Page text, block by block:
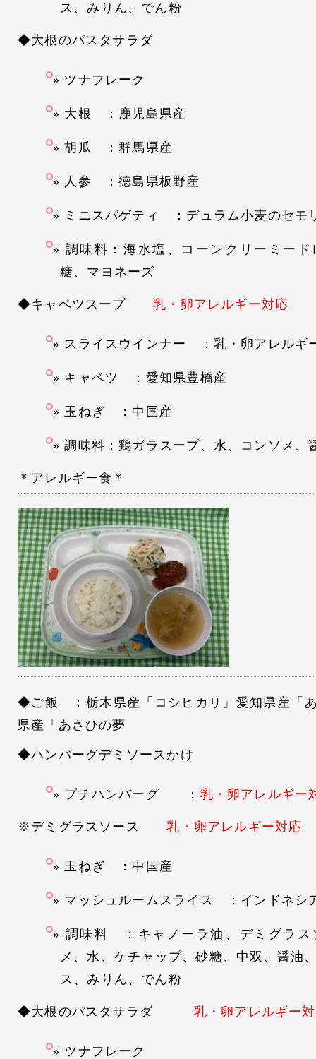
ス、みりん、でん粉
◆大根のパスタサラダ
ツナフレーク
大根 ：鹿児島県産
胡瓜 ：群馬県産
人参 ：徳島県板野産
ミニスパゲティ ：デュラム小麦のセモ
調味料：海水塩、コーンクリーミー
糖、マヨネーズ
◆キャベツスープ 乳・卵アレルギー対応
スライスウインナー ：乳・卵アレルギ
キャベツ ：愛知県豊橋産
玉ねぎ ：中国産
調味料：鶏ガラスープ、水、コンソメ、
＊アレルギー食＊
◆ご飯 ：栃木県産「コシヒカリ」愛知県産「
県産「あさひの夢
◆ハンバーグデミソースかけ
プチハンバーグ ： 乳・卵アレルギー
※デミグラスソース乳・卵アレルギー対応
玉ねぎ ：中国産
マッシュルームスライス ：インドネシ
調味料 ：キャノーラ油、デミグラス
メ、水、ケチャップ、砂糖、中双、醤油
ス、みりん、でん粉
◆大根のパスタサラダ 乳・卵アレルギー
ツナフレーク